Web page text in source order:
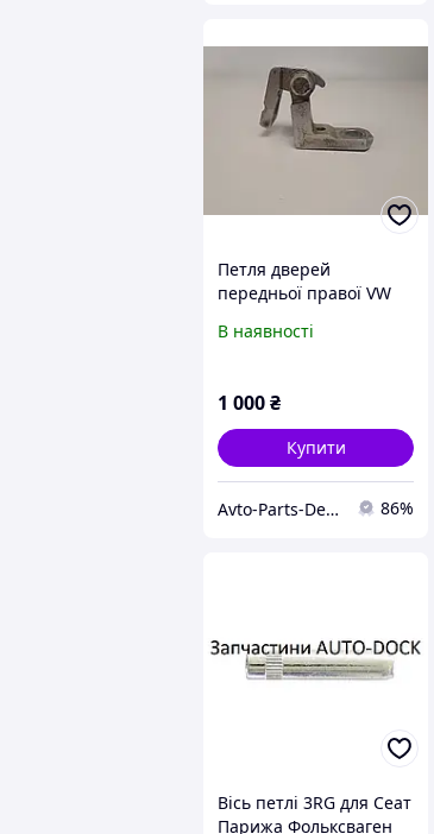
Петля дверей
передньої правої VW
Фольксваген Кадді
В наявності
1 000₴
Купити
Avto-Parts-Derno 86%
Вісь петлі 3RG для Сеат
Парижа Фольксваген